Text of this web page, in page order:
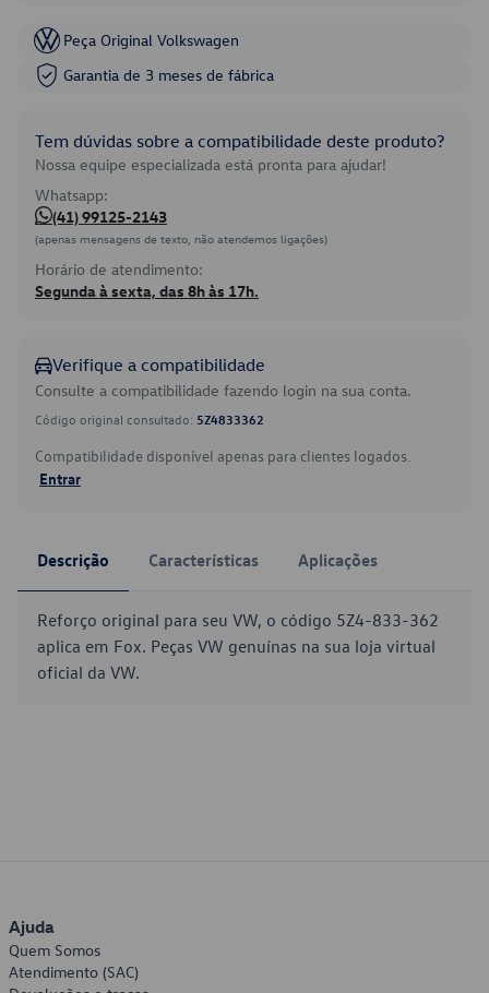
Peça Original Volkswagen
Garantia de 3 meses de fábrica
Tem dúvidas sobre a compatibilidade deste produto?
Nossa equipe especializada está pronta para ajudar!
Whatsapp:
(41) 99125-2143
(apenas mensagens de texto, não atendemos ligações)
Horário de atendimento:
Segunda à sexta, das 8h às 17h.
Verifique a compatibilidade
Consulte a compatibilidade fazendo login na sua conta.
Código original consultado: 5Z4833362
Compatibilidade disponível apenas para clientes logados.
Entrar
Descrição Características Aplicações
Reforço original para seu VW, o código 5Z4-833-362
aplica em Fox. Peças VW genuínas na sua loja virtual
oficial da VW.
Ajuda
Quem Somos
Atendimento (SAC)